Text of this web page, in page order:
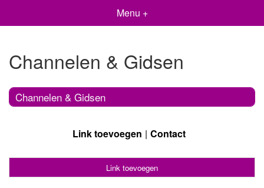
Menu +
Channelen & Gidsen
Channelen & Gidsen
Link toevoegen Contact
Link toevoegen